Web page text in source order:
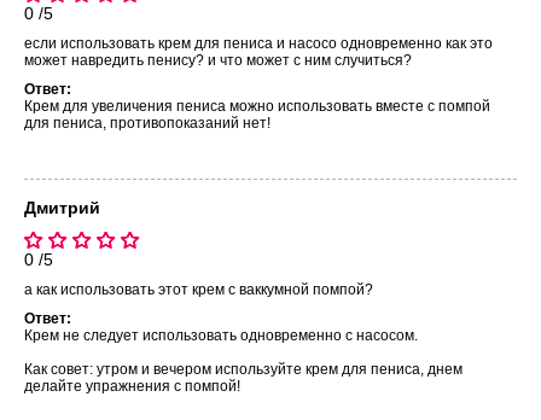
0 /5
если использовать крем для пениса и насосо одновременно как это
может навредить пенису? и что может с ним случиться?
Ответ:
Крем для увеличения пениса можно использовать вместе с помпой
для пениса, противопоказаний нет!
Дмитрий
0 /5
а как использовать этот крем с ваккумной помпой?
Ответ:
Крем не следует использовать одновременно с насосом.
Как совет: утром и вечером используйте крем для пениса, днем
делайте упражнения с помпой!